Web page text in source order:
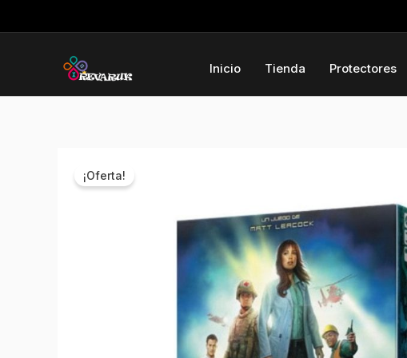
al
Inicio Tienda Protectores
¡Oferta!